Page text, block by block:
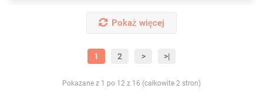
Pokaż więcej
1 2 > >|
Pokazane z 1 po 12 z 16 (całkowite 2 stron)